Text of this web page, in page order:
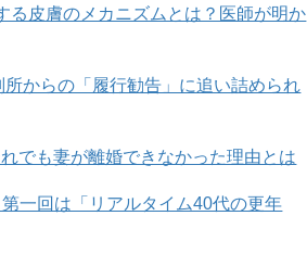
る皮膚のメカニズムとは？医師が明か
からの「履行勧告」に追い詰められ
でも妻が離婚できなかった理由とは
一回は「リアルタイム40代の更年